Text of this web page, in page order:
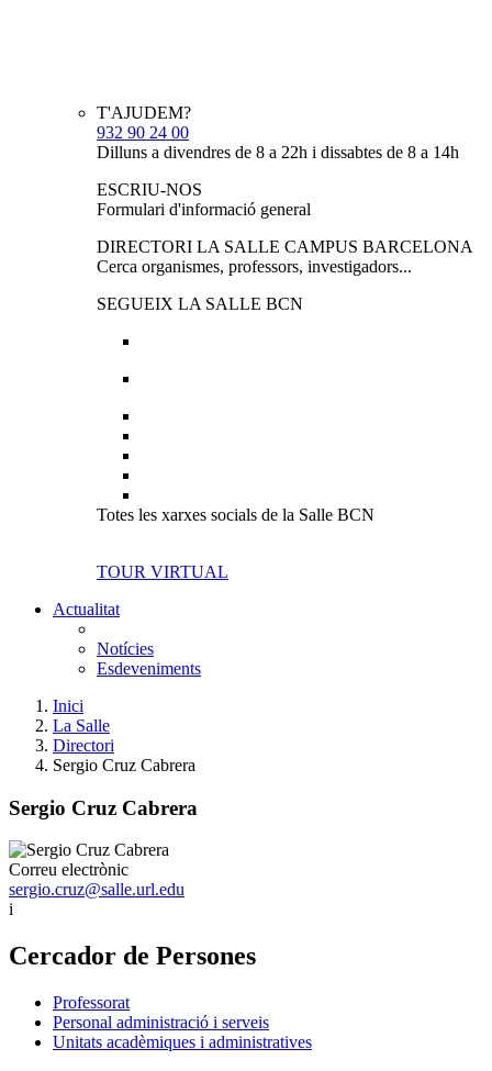
T'AJUDEM?
932 90 24 00
Dilluns a divendres de 8 a 22h i dissabtes de 8 a 14h
ESCRIU-NOS
Formulari d'informació general
DIRECTORI LA SALLE CAMPUS BARCELONA
Cerca organismes, professors, investigadors...
SEGUEIX LA SALLE BCN
Totes les xarxes socials de la Salle BCN
TOUR VIRTUAL
Actualitat
Notícies
Esdeveniments
Inici
La Salle
Directori
Sergio Cruz Cabrera
Sergio Cruz Cabrera
Correu electrònic
sergio.cruz@salle.url.edu
i
Cercador de Persones
Professorat
Personal administració i serveis
Unitats acadèmiques i administratives